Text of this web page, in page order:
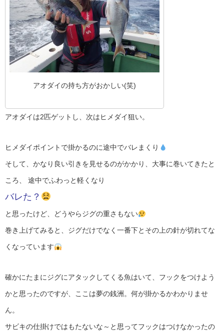
アオダイの持ち方がおかしい(笑)
アオダイは2匹ゲットし、次はヒメダイ狙い。
ヒメダイポイントで掛かるのに途中でバレまくり
そして、かなり良い引きを見せるのがかかり、大事に巻いてきたと
ころ、 途中でふわっと軽くなり
バレた？
と思ったけど、どうやらジグの重さもない
巻き上げてみると、ジグだけでなく一番下とその上の針が切れてな
くなっています
確かにたまにジグにアタックしてくる魚はいて、フックをつけよう
かと思ったのですが、ここは夢の銭洲。何が掛かるかわかりませ
ん。
サビキの仕掛けではもたないな～と思ってフックはつけなかったの